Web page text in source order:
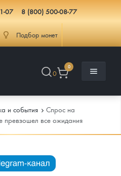
07 8 (800) 500-08-77
Подбор монет
0
0
и события
Спрос на
превзошел все ожидания